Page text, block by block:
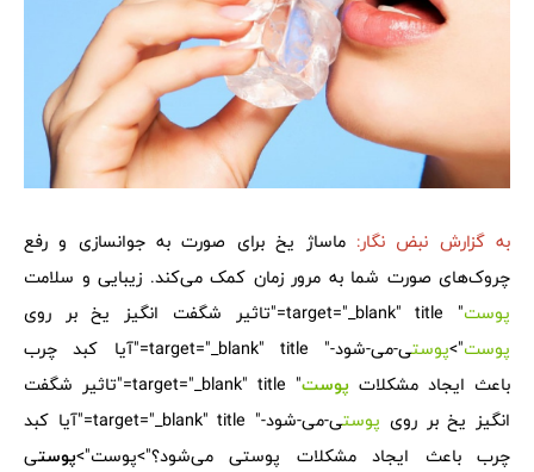
به گزارش نبض نگار: ماساژ یخ برای صورت به جوانسازی و رفع
چروک‌های صورت شما به مرور زمان کمک می‌کند. زیبایی و سلامت
پوست" target="_blank" title="تاثیر شگفت انگیز یخ بر روی
پوست">پوست
ی-می-شود-" target="_blank" title="آیا کبد چرب
باعث ایجاد مشکلات پوست
" target="_blank" title="تاثیر شگفت
انگیز یخ بر روی پوست
ی-می-شود-" target="_blank" title="آیا کبد
چرب باعث ایجاد مشکلات پوستی می‌شود؟">پوست">پوستی